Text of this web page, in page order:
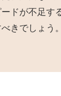
ドが不足す
きでしょう。